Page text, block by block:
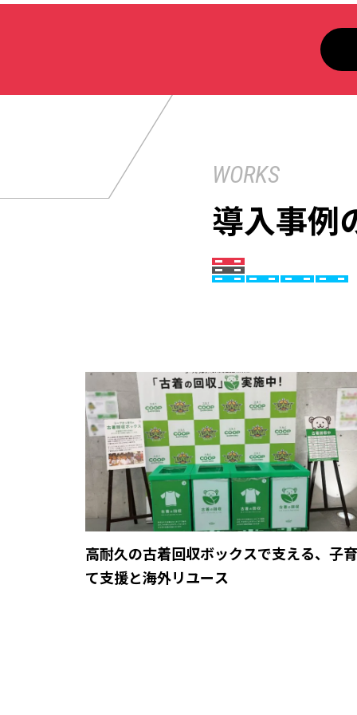
WORKS
導入事例
高耐久の古着回収ボックスで支える、子育
て支援と海外リユース